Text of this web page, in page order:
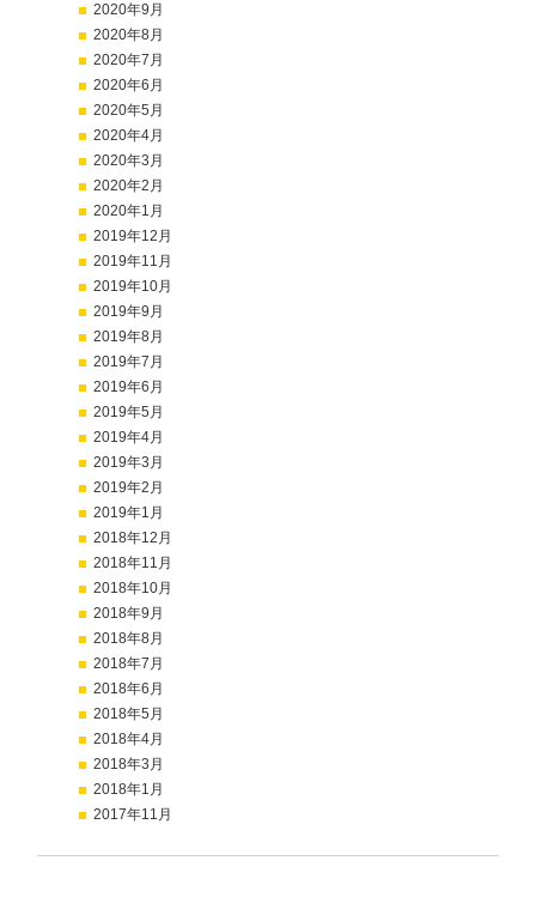
2020年9月
2020年8月
2020年7月
2020年6月
2020年5月
2020年4月
2020年3月
2020年2月
2020年1月
2019年12月
2019年11月
2019年10月
2019年9月
2019年8月
2019年7月
2019年6月
2019年5月
2019年4月
2019年3月
2019年2月
2019年1月
2018年12月
2018年11月
2018年10月
2018年9月
2018年8月
2018年7月
2018年6月
2018年5月
2018年4月
2018年3月
2018年1月
2017年11月